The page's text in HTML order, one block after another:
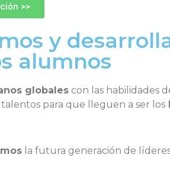
>>
y
alumnos
globales con las habilidades
para que lleguen a ser los
la futura generación de